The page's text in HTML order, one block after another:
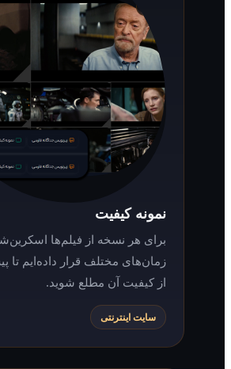
نمونه کیفیت
برای هر نسخه از فیلم‌ها اسکرین‌شات‌هایی از
زمان‌های مختلف قرار داده‌ایم تا پیش از دانلود
از کیفیت آن مطلع شوید.
سایت اینترنتی